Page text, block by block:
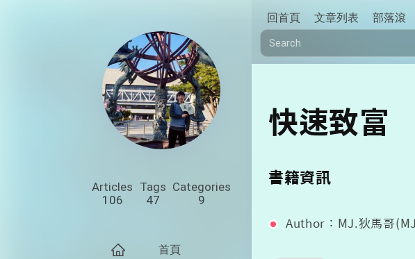
回首頁 文章列表 部落滾
Articles
106
Tags
47
Categories
9
首頁
快速致富
書籍資訊
Author：MJ.狄馬哥